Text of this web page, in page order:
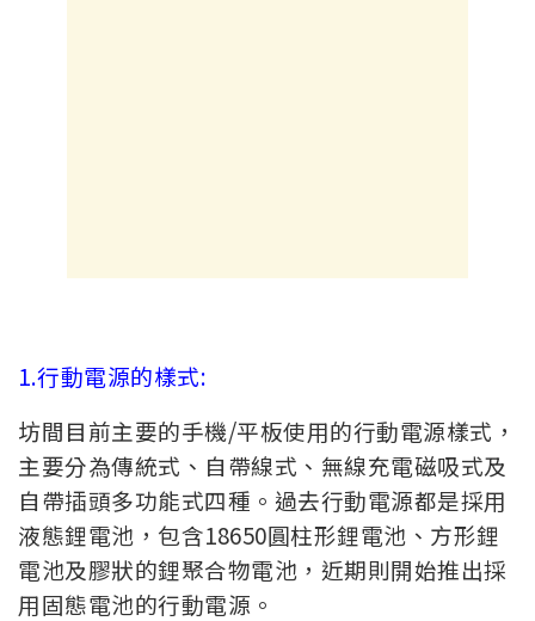
1.行動電源的樣式:
坊間目前主要的手機/平板使用的行動電源樣式，
主要分為傳統式、自帶線式、無線充電磁吸式及
自帶插頭多功能式四種。過去行動電源都是採用
液態鋰電池，包含18650圓柱形鋰電池、方形鋰
電池及膠狀的鋰聚合物電池，近期則開始推出採
用固態電池的行動電源。